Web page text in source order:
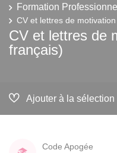
Formation
CV et lettres de
CV et lettres de
français)
Ajouter à la sélection
Code Apogée